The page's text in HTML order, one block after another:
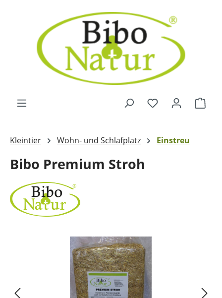
Zum Hauptinhalt springen
Kleintier Wohn- und Schlafplatz Einstreu
Bibo Premium Stroh
Bildergalerie überspringen